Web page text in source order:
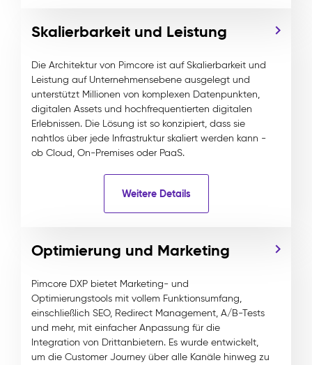
Skalierbarkeit und Leistung
Die Architektur von Pimcore ist auf Skalierbarkeit und
Leistung auf Unternehmensebene ausgelegt und
unterstützt Millionen von komplexen Datenpunkten,
digitalen Assets und hochfrequentierten digitalen
Erlebnissen. Die Lösung ist so konzipiert, dass sie
nahtlos über jede Infrastruktur skaliert werden kann -
ob Cloud, On-Premises oder PaaS.
Weitere Details
Optimierung und Marketing
Pimcore DXP bietet Marketing- und
Optimierungstools mit vollem Funktionsumfang,
einschließlich SEO, Redirect Management, A/B-Tests
und mehr, mit einfacher Anpassung für die
Integration von Drittanbietern. Es wurde entwickelt,
um die Customer Journey über alle Kanäle hinweg zu